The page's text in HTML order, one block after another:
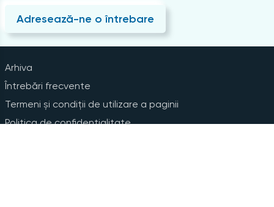
Adresează-ne o întrebare
Arhiva
Întrebări frecvente
Termeni și condiții de utilizare a paginii
Politica de confidențialitate